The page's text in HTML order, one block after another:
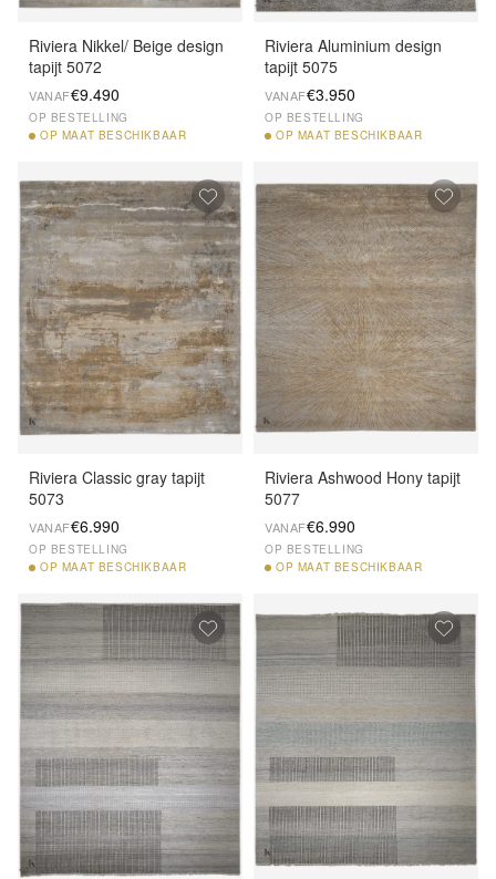
Riviera Nikkel/ Beige design
tapijt 5072
VANAF€9.490
OP BESTELLING
OP MAAT BESCHIKBAAR
Riviera Aluminium design
tapijt 5075
VANAF€3.950
OP BESTELLING
OP MAAT BESCHIKBAAR
Riviera Classic gray tapijt
5073
VANAF€6.990
OP BESTELLING
OP MAAT BESCHIKBAAR
Riviera Ashwood Hony tapijt
5077
VANAF€6.990
OP BESTELLING
OP MAAT BESCHIKBAAR